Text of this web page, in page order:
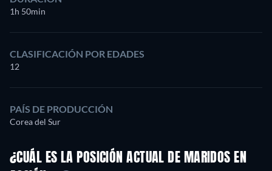
1h 50min
CLASIFICACIÓN POR EDADES
12
PAÍS DE PRODUCCIÓN
Corea del Sur
¿CUÁL ES LA POSICIÓN ACTUAL DE MARIDOS EN